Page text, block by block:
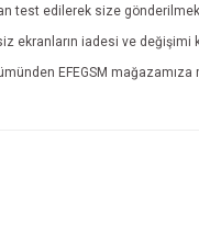
test edilerek size
ekranların iadesi ve değişimi
EFEGSM